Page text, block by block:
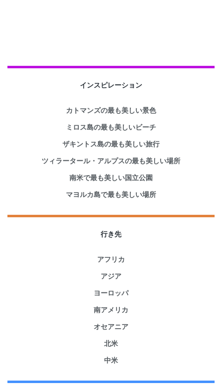
インスピレーション
カトマンズの最も美しい景色
ミロス島の最も美しいビーチ
ザキントス島の最も美しい旅行
ツィラータール・アルプスの最も美しい場所
南米で最も美しい国立公園
マヨルカ島で最も美しい場所
行き先
アフリカ
アジア
ヨーロッパ
南アメリカ
オセアニア
北米
中米